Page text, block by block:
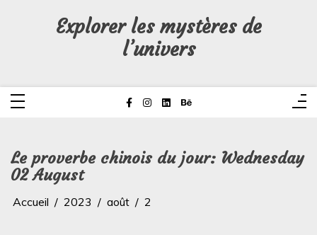
Explorer les mystères de
l’univers
Le proverbe chinois du jour: Wednesday
02 August
Accueil 2023 août 2